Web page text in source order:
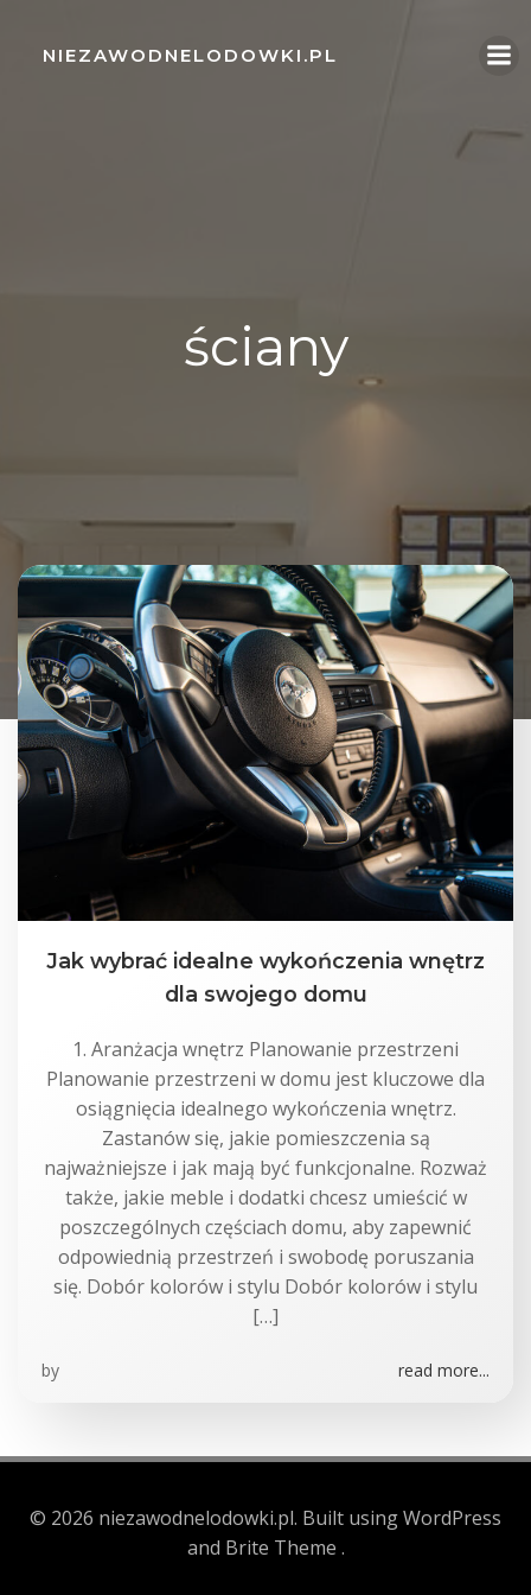
content
NIEZAWODNELODOWKI.PL
ściany
Jak wybrać idealne wykończenia wnętrz
dla swojego domu
1. Aranżacja wnętrz Planowanie przestrzeni
Planowanie przestrzeni w domu jest kluczowe dla
osiągnięcia idealnego wykończenia wnętrz.
Zastanów się, jakie pomieszczenia są
najważniejsze i jak mają być funkcjonalne. Rozważ
także, jakie meble i dodatki chcesz umieścić w
poszczególnych częściach domu, aby zapewnić
odpowiednią przestrzeń i swobodę poruszania
się. Dobór kolorów i stylu Dobór kolorów i stylu
[…]
by read more...
© 2026 niezawodnelodowki.pl. Built using WordPress
and Brite Theme .